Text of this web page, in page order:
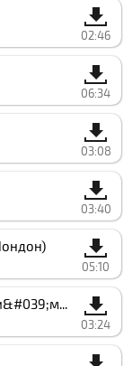
02:46
06:34
03:08
03:40
05:10
бреак уп wитх ёур гирлфриенд, и&#039;м боред
03:24